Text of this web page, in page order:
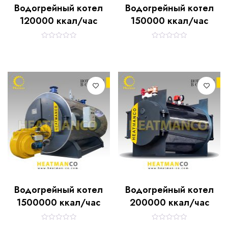
Водогрейный котел
120000 ккал/час
t
o
f
Водогрейный котел
150000 ккал/час
u
t
f
Водогрейный котел
1500000 ккал/час
Водогрейный котел
200000 ккал/час